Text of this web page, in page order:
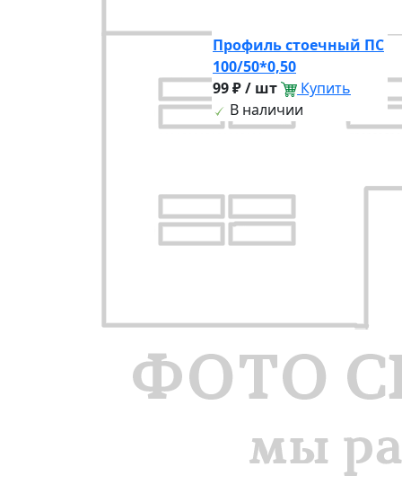
Профиль стоечный ПС
100/50*0,50
99 ₽ / шт
Купить
В наличии